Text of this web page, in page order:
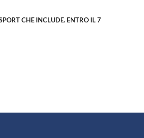
CHE INCLUDE. ENTRO IL 7